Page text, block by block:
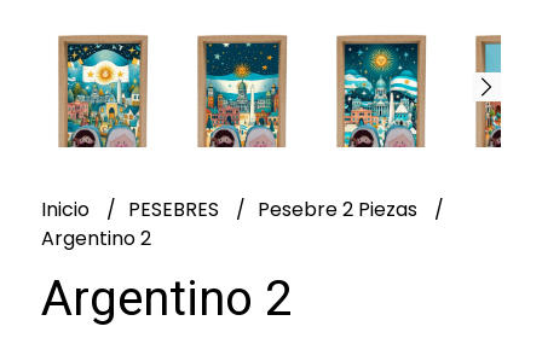
Inicio PESEBRES
Pesebre 2 Piezas
Argentino 2
Argentino 2